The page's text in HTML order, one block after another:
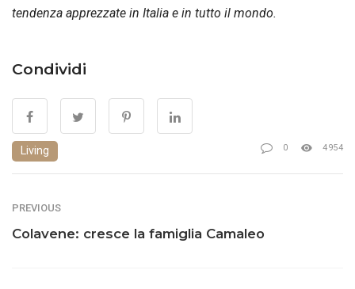
tendenza apprezzate in Italia e in tutto il mondo.
Condividi
Living 0 4954
PREVIOUS
Colavene: cresce la famiglia Camaleo